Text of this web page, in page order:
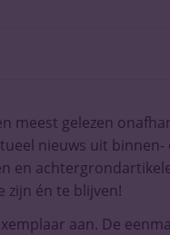
meest gelezen
nieuws uit
en
zijn én te blijven!
aan. De